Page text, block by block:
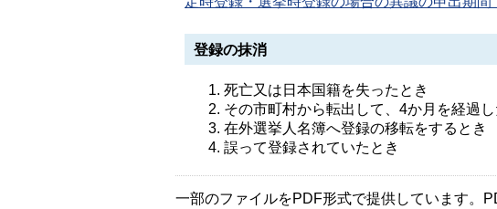
登録の抹消
死亡又は日本国籍を失ったとき
その市町村から転出して、4か月を経過し
在外選挙人名簿へ登録の移転をするとき
誤って登録されていたとき
一部のファイルをPDF形式で提供しています。